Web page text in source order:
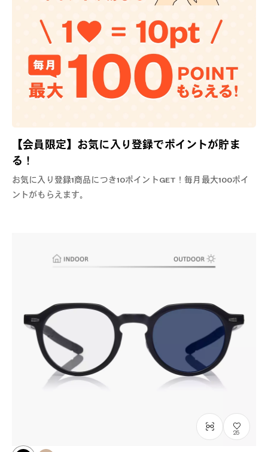
【会員限定】お気に入り登録でポイントが貯ま
る！
お気に入り登録1商品につき10ポイントGET！毎月最大100ポイ
ントがもらえます。
25